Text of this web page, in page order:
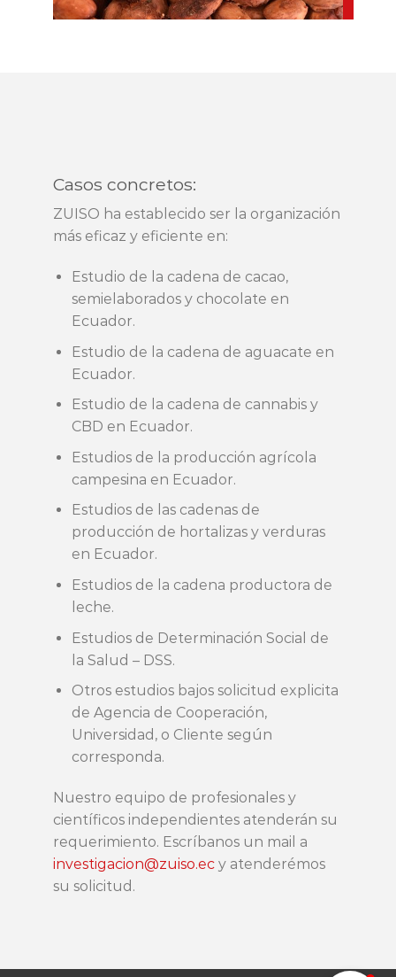
Casos concretos:
ZUISO ha establecido ser la organización
más eficaz y eficiente en:
Estudio de la cadena de cacao,
semielaborados y chocolate en
Ecuador.
Estudio de la cadena de aguacate en
Ecuador.
Estudio de la cadena de cannabis y
CBD en Ecuador.
Estudios de la producción agrícola
campesina en Ecuador.
Estudios de las cadenas de
producción de hortalizas y verduras
en Ecuador.
Estudios de la cadena productora de
leche.
Estudios de Determinación Social de
la Salud – DSS.
Otros estudios bajos solicitud explicita
de Agencia de Cooperación,
Universidad, o Cliente según
corresponda.
Nuestro equipo de profesionales y
científicos independientes atenderán su
requerimiento. Escríbanos un mail a
investigacion@zuiso.ecy atenderémos
su solicitud.